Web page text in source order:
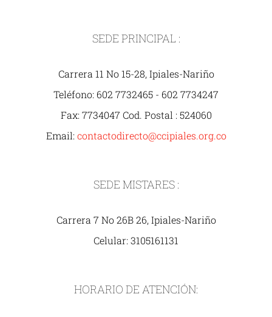
SEDE PRINCIPAL :
Carrera 11 No 15-28, Ipiales-Nariño
Teléfono: 602 7732465 - 602 7734247
Fax: 7734047 Cod. Postal : 524060
Email: contactodirecto@ccipiales.org.co
SEDE MISTARES :
Carrera 7 No 26B 26, Ipiales-Nariño
Celular: 3105161131
HORARIO DE ATENCIÓN: